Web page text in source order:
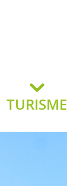
TURISME